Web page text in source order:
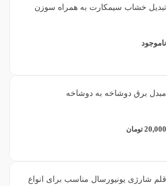
تبدیل خشاب سیمکارت به همراه سوزن
ناموجود
مبدل برق دوشاخه به دوشاخه
20,000 تومان
قلم شارژی یونیورسال مناسب برای انواع